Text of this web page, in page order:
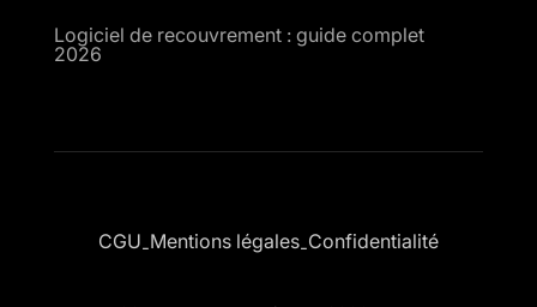
Logiciel de recouvrement : guide complet
2026
CGU-Mentions légales-Confidentialité